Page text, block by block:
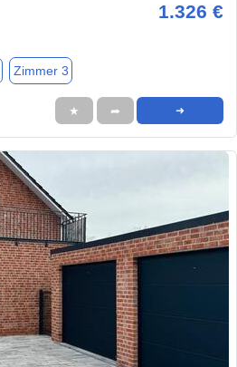
1.326 €
Zimmer 3
★ ➦ ➜